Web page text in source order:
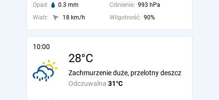
Opad: 0.3 mm Ciśnienie: 993 hPa
Wiatr:
18 km/h Wilgotność: 90%
10:00
28°C
Odczuwalna 31°C
Zachmurzenie duże, przelotny deszcz